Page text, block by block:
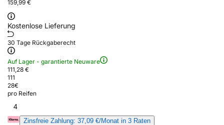
159,99 €
Kostenlose Lieferung
30 Tage Rückgaberecht
Auf Lager - garantierte Neuware
111,28 €
111
28€
pro Reifen
4
Zinsfreie Zahlung: 37,09 €/Monat in 3 Raten